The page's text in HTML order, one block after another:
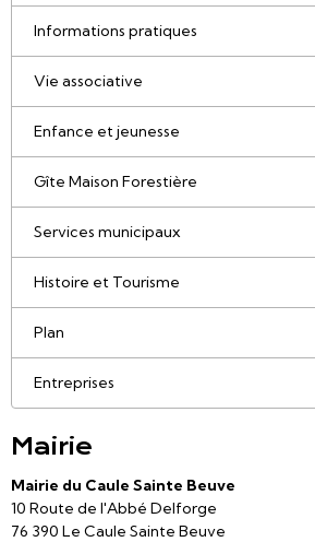
Informations pratiques
Vie associative
Enfance et jeunesse
Gîte Maison Forestière
Services municipaux
Histoire et Tourisme
Plan
Entreprises
Mairie
Mairie du Caule Sainte Beuve
10 Route de l'Abbé Delforge
76 390 Le Caule Sainte Beuve